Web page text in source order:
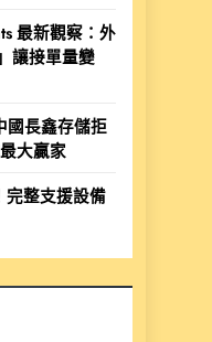
最新觀察：外
讓接單量變
國長鑫存儲拒
大贏家
整支援設備